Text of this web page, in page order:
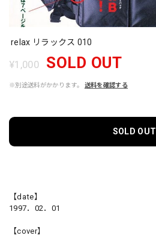
relax リラックス 010
¥1,000 SOLD OUT
※別途送料がかかります。 送料を確認する
SOLD OUT
【date】
1997．02．01
【cover】